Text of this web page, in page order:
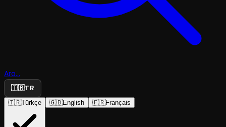
Ara...
🇹🇷TR
🇹🇷Türkçe 🇬🇧English 🇫🇷Français